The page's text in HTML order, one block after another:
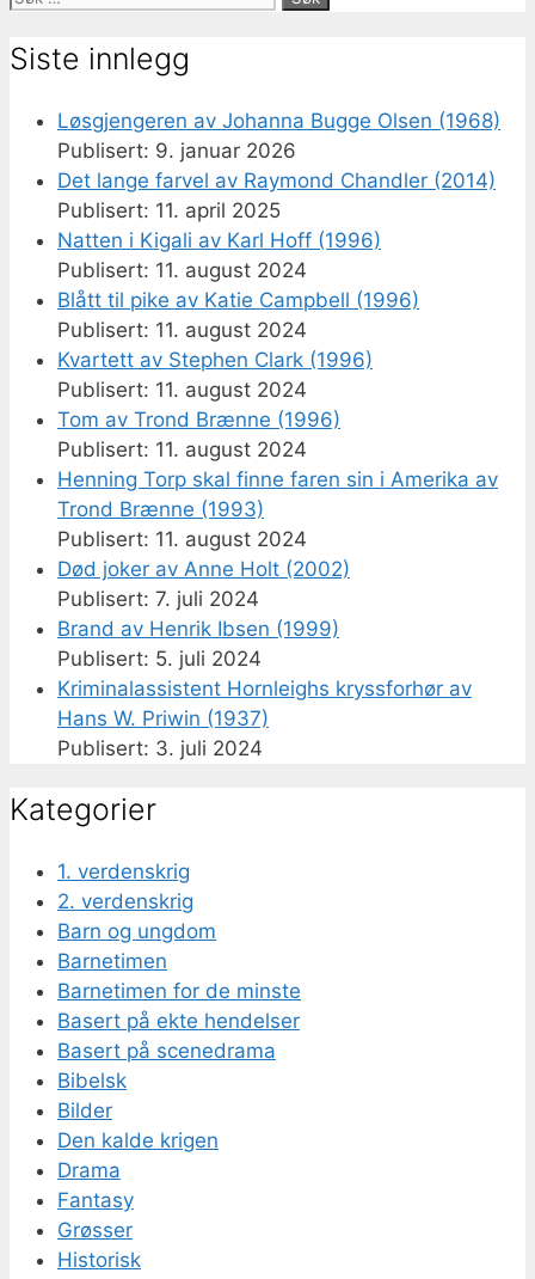
Siste innlegg
Løsgjengeren av Johanna Bugge Olsen (1968)
9. januar 2026
Det lange farvel av Raymond Chandler (2014)
11. april 2025
Natten i Kigali av Karl Hoff (1996)
11. august 2024
Blått til pike av Katie Campbell (1996)
11. august 2024
Kvartett av Stephen Clark (1996)
11. august 2024
Tom av Trond Brænne (1996)
11. august 2024
Henning Torp skal finne faren sin i Amerika av
Trond Brænne (1993)
11. august 2024
Død joker av Anne Holt (2002)
7. juli 2024
Brand av Henrik Ibsen (1999)
5. juli 2024
Kriminalassistent Hornleighs kryssforhør av
Hans W. Priwin (1937)
3. juli 2024
Kategorier
1. verdenskrig
2. verdenskrig
Barn og ungdom
Barnetimen
Barnetimen for de minste
Basert på ekte hendelser
Basert på scenedrama
Bibelsk
Bilder
Den kalde krigen
Drama
Fantasy
Grøsser
Historisk